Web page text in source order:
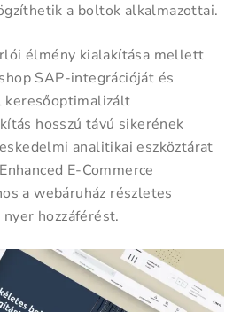
a boltok alkalmazottai.
élmény kialakítása mellett
SAP-integrációját és
keresőoptimalizált
hosszú távú sikerének
analitikai eszköztárat
E-Commerce
a webáruház részletes
hozzáférést.